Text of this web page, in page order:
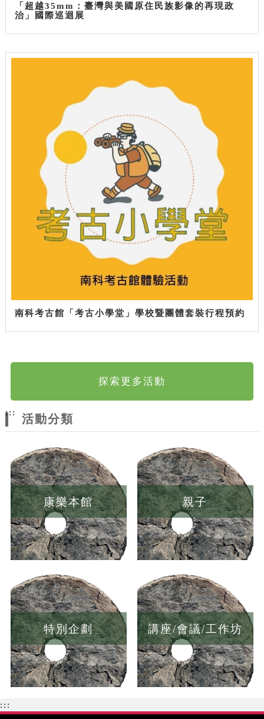
「超越35mm：臺灣與美國原住民族影像的再現政
治」國際巡迴展
南科考古館「考古小學堂」學校暨團體套裝行程預約
探索更多活動
:::
活動分類
康樂本館 親子
特別企劃 講座/會議/工作坊
:::